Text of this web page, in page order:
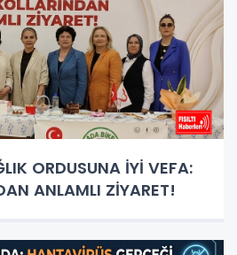
ORDUSUNA İYİ VEFA:
ANLAMLI ZİYARET!